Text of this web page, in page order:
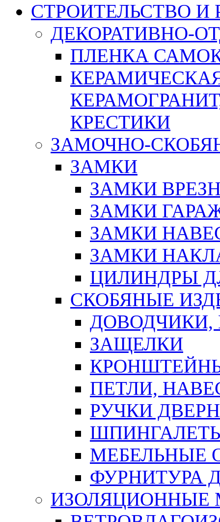
СТРОИТЕЛЬСТВО И
ДЕКОРАТИВНО-
ПЛЕНКА
КРЕСТИКИ
ЗАМОЧНО-
ЗАМКИ
ЗАМКИ
ЗАМКИ
ЗАМКИ
ЗАМКИ
ЦИЛИНДРЫ
СКОБЯНЫЕ
ЗАЩЕЛКИ
ПЕТЛИ,
РУЧКИ
МЕБЕЛЬНЫЕ
ФУРНИТУРА
ИЗОЛЯЦИОННЫЕ